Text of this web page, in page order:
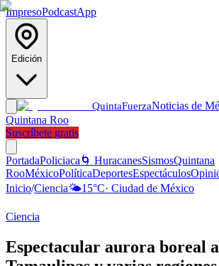
ImpresoPodcastApp
Edición
QuintaFuerzaNoticias de
Quintana Roo
Suscríbete gratis
PortadaPoliciaca 🌀 HuracanesSismosQuintana
RooMéxicoPolíticaDeportesEspectáculos
Inicio/Ciencia🌤️15°C· Ciudad de México
Ciencia
Espectacular aurora boreal